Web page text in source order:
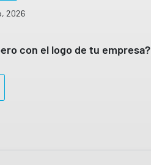
2026
con el logo de tu empresa?